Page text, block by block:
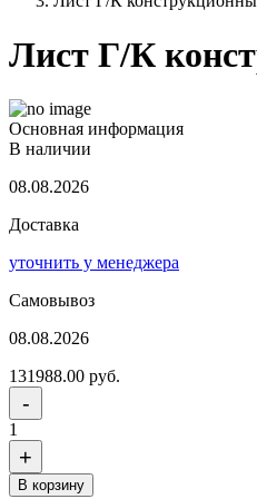
Лист Г/К
Основная информация
В наличии
08.08.2026
Доставка
уточнить у менеджера
Самовывоз
08.08.2026
131988.00 руб.
-
1
+
В корзину